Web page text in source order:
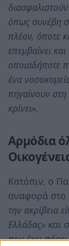
όπως συνέβη
πλέον, όποτε
επεμβαίνει
οποιαδήποτε
ένα
πηγαίνουν
κρίνει».
Αρμόδια
Κατόπιν, ο
αναφορά στο
την ακρίβεια
Ελλάδας» και
που έχει